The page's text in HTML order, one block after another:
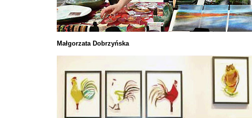
Małgorzata Dobrzyńska